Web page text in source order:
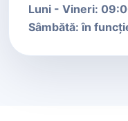
Luni - Vineri:
Sâmbătă: în